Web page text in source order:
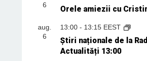
6
Orele amiezii cu
aug.
6
13:00- 13:15 EEST
Știri naționale de la
Actualități 13:00